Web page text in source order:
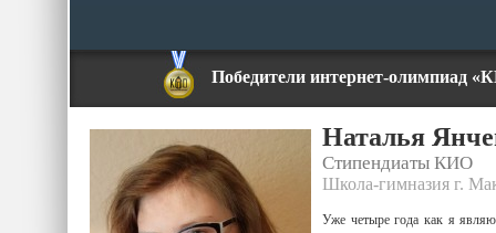
Победители интернет-олимпиад
Наталья
Стипендиаты КИО
Школа-гимназия г.
Уже четыре года как я